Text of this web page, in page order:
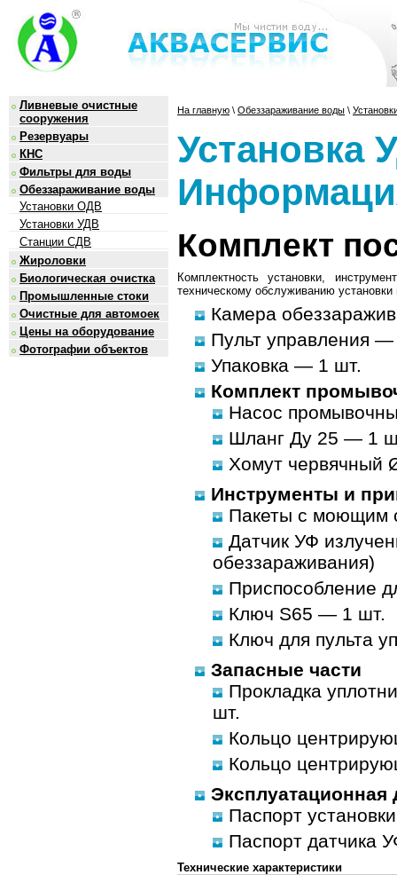
Ливневые очистные
сооружения
Резервуары
КНС
Фильтры для воды
Обеззараживание воды
Установки ОДВ
Установки УДВ
Станции СДВ
Жироловки
Биологическая очистка
Промышленные стоки
Очистные для автомоек
Цены на оборудование
Фотографии объектов
На главную \ Обеззараживание воды \
Установка
Комплект
Комплектность установки,
техническому обслуживанию
Камера
Пульт управления
Упаковка — 1 шт.
Комплект
Насос
Шланг Ду 25 — 1
Хомут червячный
Инструменты и
Пакеты с моющим
Датчик УФ
обеззараживания)
Приспособление
Ключ S65 — 1 шт.
Ключ для пульта
Запасные части
Прокладка
шт.
Кольцо
Кольцо
Эксплуатационная
Паспорт
Паспорт датчика
Технические характеристики